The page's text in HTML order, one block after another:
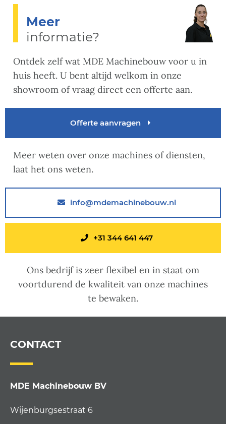
Meer
informatie?
Ontdek zelf wat MDE Machinebouw voor u in
huis heeft. U bent altijd welkom in onze
showroom of vraag direct een offerte aan.
Offerte aanvragen
Meer weten over onze machines of diensten,
laat het ons weten.
info@mdemachinebouw.nl
+31 344 641 447
Ons bedrijf is zeer flexibel en in staat om
voortdurend de kwaliteit van onze machines
te bewaken.
CONTACT
MDE Machinebouw BV
Wijenburgsestraat 6